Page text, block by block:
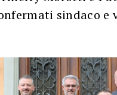
sindaco e